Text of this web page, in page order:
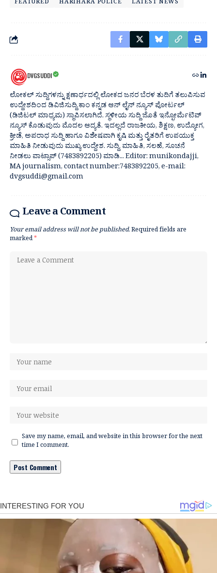
FEATURED HARIHARA POLICE LATEST NEWS
DVGSUDDI
ಲೋಕಲ್ ಸುದ್ದಿಗಳನ್ನು ಕ್ಷಣಾರ್ಧದಲ್ಲಿ ಲೋಕದ ಜನರ ಬೆರಳ ತುದಿಗೆ ತಲುಪಿಸುವ
ಉದ್ದೇಶದಿಂದ ಡಿವಿಜಿಸುದ್ದಿ.ಕಾಂ ಕನ್ನಡ ಆನ್ ಲೈನ್ ನ್ಯೂಸ್ ಪೋರ್ಟಲ್
(ಡಿಜಿಟಲ್ ಮಾಧ್ಯಮ) ಸ್ಥಾಪಿಸಲಾಗಿದೆ. ಸ್ಥಳೀಯ ಸುದ್ದಿ ಜೊತೆ ಇನ್ಫೋರ್ಮೆಟಿವ್
ನ್ಯೂಸ್ ಕೊಡುವುದು ಮೊದಲ ಆದ್ಯತೆ. ಇದಲ್ಲದೆ ರಾಜಕೀಯ, ಶಿಕ್ಷಣ, ಉದ್ಯೋಗ,
ಕ್ರೀಡೆ, ಅಪರಾಧ ಸುದ್ದಿ ಹಾಗೂ ವಿಶೇಷವಾಗಿ ಕೃಷಿ ಮತ್ತು ರೈತರಿಗೆ ಉಪಯುಕ್ತ
ಮಾಹಿತಿ ನೀಡುವುದು ಮುಖ್ಯ ಉದ್ದೇಶ. ಸುದ್ದಿ, ಮಾಹಿತಿ, ಸಲಹೆ, ಸೂಚನೆ
ನೀಡಲು ವಾಟ್ಸಾಪ್ (7483892205) ಮಾಡಿ... Editor: munikondajji,
MA journalism, contact number:7483892205, e-mail:
dvgsuddi@gmail.com
Leave a Comment
Your email address will not be published.Required fields are
marked*
Save my name, email, and website in this browser for the next
time I comment.